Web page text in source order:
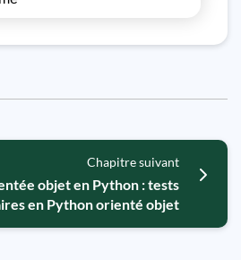
Chapitre suivant
objet en Python : tests
en Python orienté objet